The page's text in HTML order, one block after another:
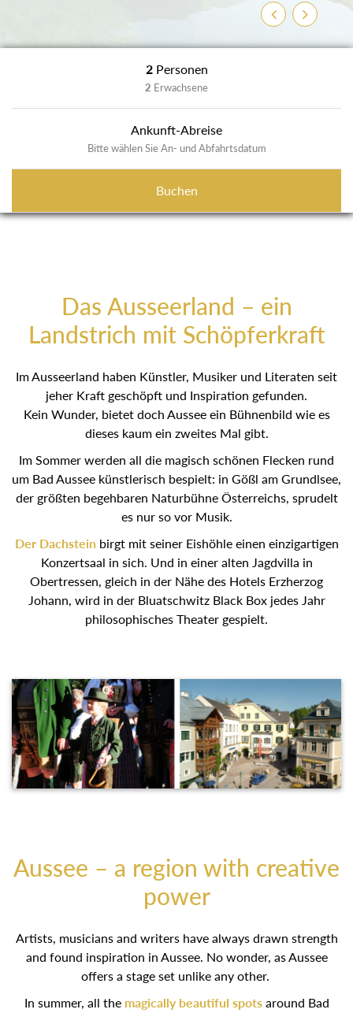
Previous
Next
2 Personen
2 Erwachsene
Ankunft-Abreise
Bitte wählen Sie An- und Abfahrtsdatum
Buchen
Das Ausseerland – ein
Landstrich mit Schöpferkraft
Im Ausseerland haben Künstler, Musiker und Literaten seit
jeher Kraft geschöpft und Inspiration gefunden.
Kein Wunder, bietet doch Aussee ein Bühnenbild wie es
dieses kaum ein zweites Mal gibt.
Im Sommer werden all die magisch schönen Flecken rund
um Bad Aussee künstlerisch bespielt: in Gößl am
Grundlsee, der größten begehbaren Naturbühne
Österreichs, sprudelt es nur so vor Musik.
Der Dachsteinbirgt mit seiner Eishöhle einen
einzigartigen Konzertsaal in sich. Und in einer alten
Jagdvilla in Obertressen, gleich in der Nähe des Hotels
Erzherzog Johann, wird in der Bluatschwitz Black Box
jedes Jahr philosophisches Theater gespielt.
Aussee – a region with creative
power
Artists, musicians and writers have always drawn strength
and found inspiration in Aussee. No wonder, as Aussee
offers a stage set unlike any other.
In summer, all themagically beautiful spotsaround Bad